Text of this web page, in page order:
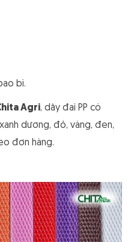
bì.
Agri, dây đai PP có
dương, đỏ, vàng, đen,
đơn hàng.